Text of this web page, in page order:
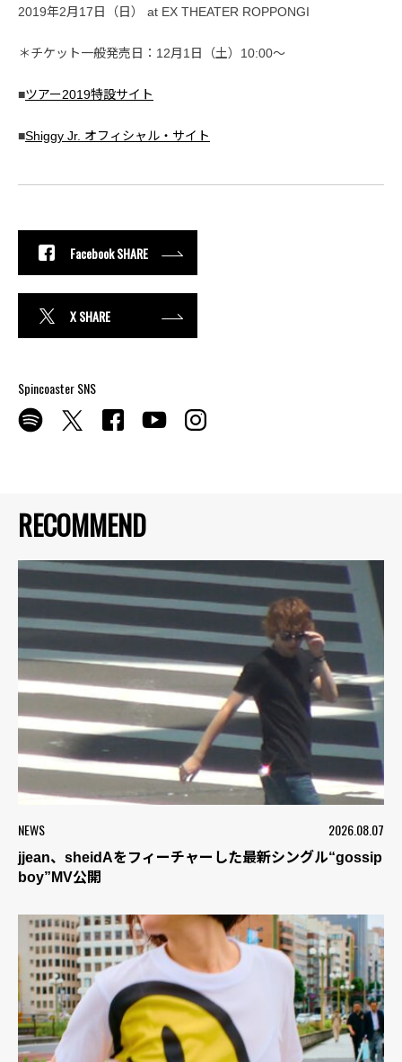
RECOMMEND
NEWS 2026.08.07
jjean、sheidAをフィーチャーした最新シングル“gossip
boy”MV公開
2019年2月17日（日） at EX THEATER ROPPONGI
＊チケット一般発売日：12月1日（土）10:00〜
■ツアー2019特設サイト
■Shiggy Jr. オフィシャル・サイト
Facebook SHARE
X SHARE
Spincoaster SNS